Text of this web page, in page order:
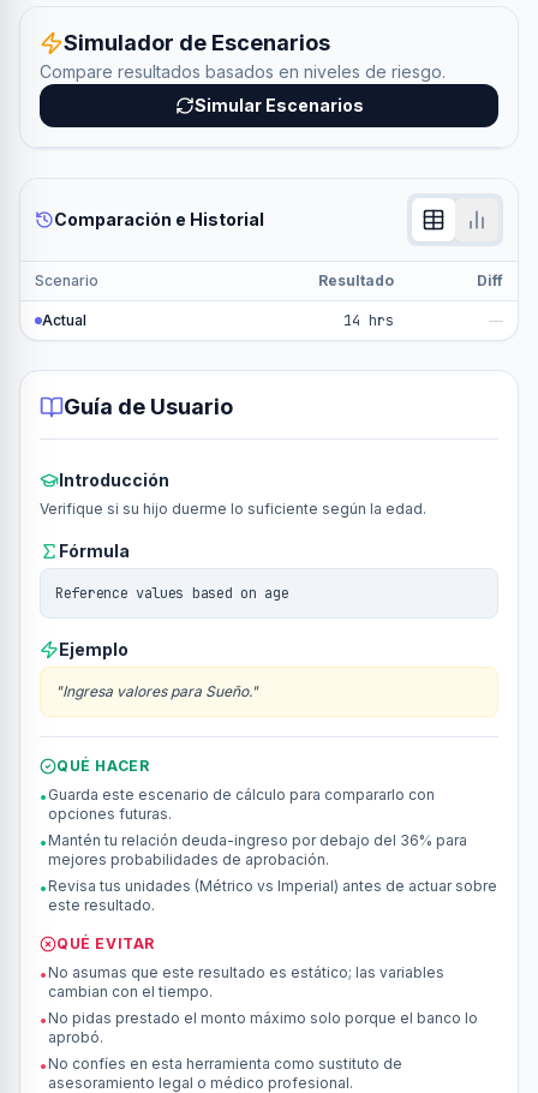
Simulador de Escenarios
Compare resultados basados en niveles de riesgo.
Simular Escenarios
Comparación e Historial
Scenario Resultado Diff
Actual 14 hrs —
Guía de Usuario
Introducción
Verifique si su hijo duerme lo suficiente según la edad.
Fórmula
Reference values based on age
Ejemplo
"Ingresa valores para Sueño."
QUÉ HACER
• Guarda este escenario de cálculo para compararlo con
opciones futuras.
• Mantén tu relación deuda-ingreso por debajo del 36% para
mejores probabilidades de aprobación.
• Revisa tus unidades (Métrico vs Imperial) antes de actuar sobre
este resultado.
QUÉ EVITAR
• No asumas que este resultado es estático; las variables
cambian con el tiempo.
• No pidas prestado el monto máximo solo porque el banco lo
aprobó.
• No confíes en esta herramienta como sustituto de
asesoramiento legal o médico profesional.